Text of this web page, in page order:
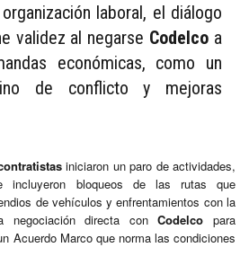
laboral, el diálogo
validez al negarse Codelco a
económicas, como un
de conflicto y mejoras
iniciaron un paro de actividades,
incluyeron bloqueos de las rutas que
de vehículos y enfrentamientos con la
negociación directa conCodelco para
Acuerdo Marco que norma las condiciones